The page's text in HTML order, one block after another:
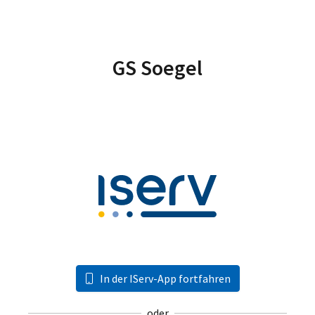
GS Soegel
In der IServ-App fortfahren